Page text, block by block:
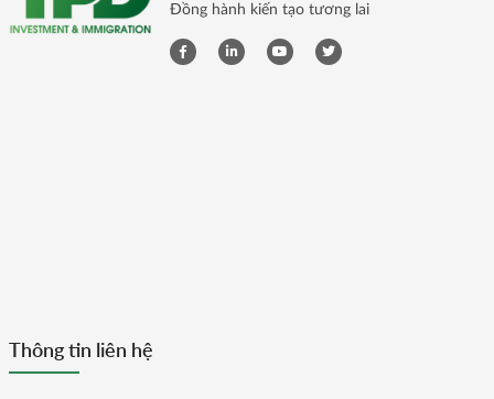
Đồng hành kiến tạo tương lai
Thông tin liên hệ